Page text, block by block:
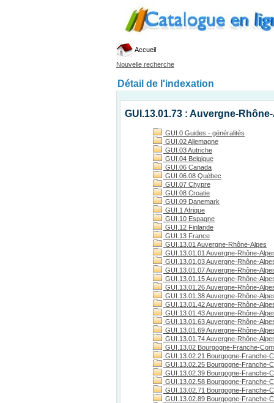
Accueil
Nouvelle recherche
Détail de l'indexation
GUI.13.01.73 : Auvergne-
GUI.0 Guides - généralités
GUI.02 Allemagne
GUI.03 Autriche
GUI.04 Belgique
GUI.06 Canada
GUI.06.08 Québec
GUI.07 Chypre
GUI.08 Croatie
GUI.09 Danemark
GUI.1 Afrique
GUI.10 Espagne
GUI.12 Finlande
GUI.13 France
GUI.13.01 Auvergne-Rhône-Alpes
GUI.13.01.01 Auvergne-Rhône-
GUI.13.01.03 Auvergne-Rhône-
GUI.13.01.07 Auvergne-Rhône-
GUI.13.01.15 Auvergne-Rhône-
GUI.13.01.26 Auvergne-Rhône-
GUI.13.01.38 Auvergne-Rhône-
GUI.13.01.42 Auvergne-Rhône-
GUI.13.01.43 Auvergne-Rhône-
GUI.13.01.63 Auvergne-Rhône-
GUI.13.01.69 Auvergne-Rhône-
GUI.13.01.74 Auvergne-Rhône-
GUI.13.02 Bourgogne-Franche-
GUI.13.02.21 Bourgogne-Franche-
GUI.13.02.25 Bourgogne-Franche-
GUI.13.02.39 Bourgogne-Franche-
GUI.13.02.58 Bourgogne-Franche-
GUI.13.02.71 Bourgogne-Franche-
GUI.13.02.89 Bourgogne-Franche-